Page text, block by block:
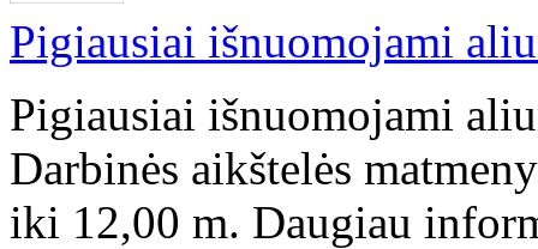
Pigiausiai išnuomojami
Pigiausiai išnuomojami
Darbinės aikštelės
iki 12,00 m. Daugiau